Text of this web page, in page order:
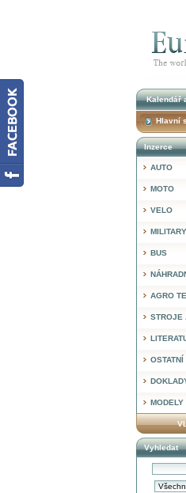
Inzerce
AUTO
MOTO
VELO
MILITARY
BUS
AGRO
STROJE
OSTATNÍ
MODELY
Vyhledat
Kalendář
Hlavní